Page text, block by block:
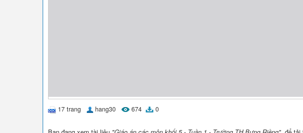
17 trang hang30 674 0